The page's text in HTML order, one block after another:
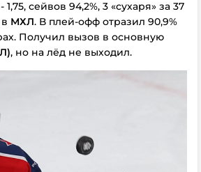
сейвов 94,2%, 3 «сухаря» за 37
МХЛ. В плей-офф отразил 90,9%
Получил вызов в основную
, но на лёд не выходил.